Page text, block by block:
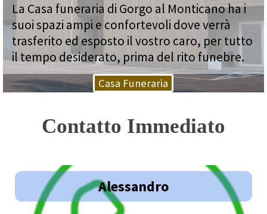
La Casa funeraria di Gorgo al Monticano ha i
suoi spazi ampi e confortevoli dove verrà
trasferito ed esposto il vostro caro, per tutto
il tempo desiderato, prima del rito funebre.
Casa Funeraria
Contatto Immediato
Alessandro